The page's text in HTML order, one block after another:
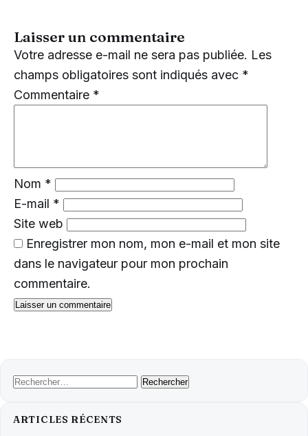
Laisser un commentaire
Votre adresse e-mail ne sera pas publiée. Les
champs obligatoires sont indiqués avec *
Commentaire *
Nom *
E-mail *
Site web
Enregistrer mon nom, mon e-mail et mon site
dans le navigateur pour mon prochain
commentaire.
Rechercher :
ARTICLES RÉCENTS